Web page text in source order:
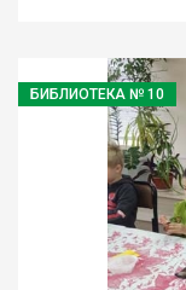
БИБЛИОТЕКА № 10